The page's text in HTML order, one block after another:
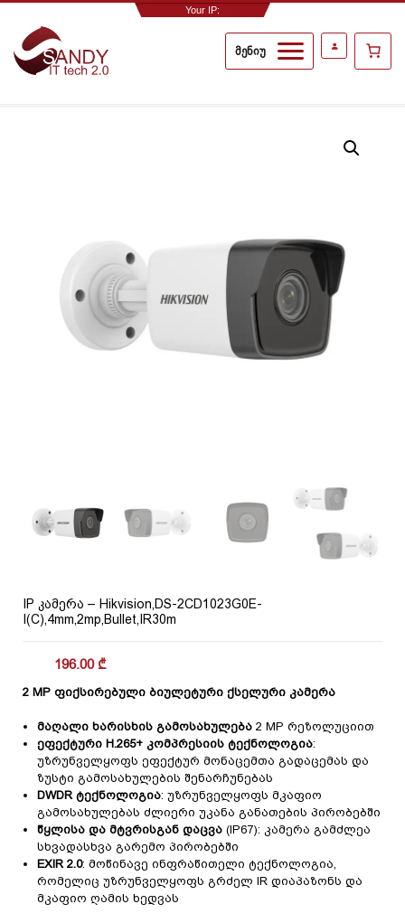
Your IP:
მენიუ
IP კამერა – Hikvision,DS-2CD1023G0E-
I(C),4mm,2mp,Bullet,IR30m
196.00₾
2 MP ფიქსირებული ბიულეტური ქსელური კამერა
მაღალი ხარისხის გამოსახულება 2 MP რეზოლუციით
ეფექტური H.265+ კომპრესიის ტექნოლოგია:
უზრუნველყოფს ეფექტურ მონაცემთა გადაცემას და
ზუსტი გამოსახულების შენარჩუნებას
DWDR ტექნოლოგია: უზრუნველყოფს მკაფიო
გამოსახულებას ძლიერი უკანა განათების პირობებში
წყლისა და მტვრისგან დაცვა (IP67): კამერა გამძლეა
სხვადასხვა გარემო პირობებში
EXIR 2.0: მოწინავე ინფრაწითელი ტექნოლოგია,
რომელიც უზრუნველყოფს გრძელ IR დიაპაზონს და
მკაფიო ღამის ხედვას